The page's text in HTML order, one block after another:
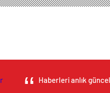
Haberleri anlık